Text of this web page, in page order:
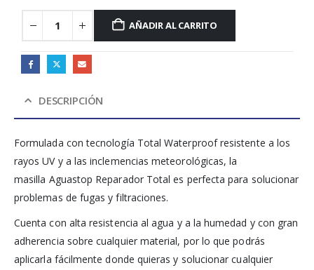
AÑADIR AL CARRITO
DESCRIPCIÓN
Formulada con tecnología Total Waterproof resistente a los
rayos UV y a las inclemencias meteorológicas, la
masilla Aguastop Reparador Total es perfecta para solucionar
problemas de fugas y filtraciones.
Cuenta con alta resistencia al agua y a la humedad y con gran
adherencia sobre cualquier material, por lo que podrás
aplicarla fácilmente donde quieras y solucionar cualquier